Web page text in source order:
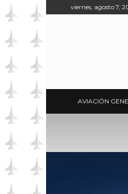
viernes, agosto 7,
AVIACIÓN